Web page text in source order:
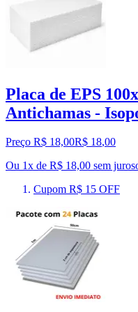
Placa de EPS
Antichamas -
Preço R$ 18,00R$ 18,00
Ou 1x de R$ 18,00 sem juros
Cupom R$ 15 OFF